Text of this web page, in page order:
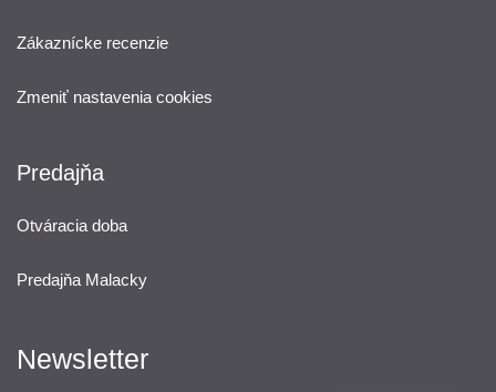
Zákaznícke recenzie
Zmeniť nastavenia cookies
Predajňa
Otváracia doba
Predajňa Malacky
Newsletter